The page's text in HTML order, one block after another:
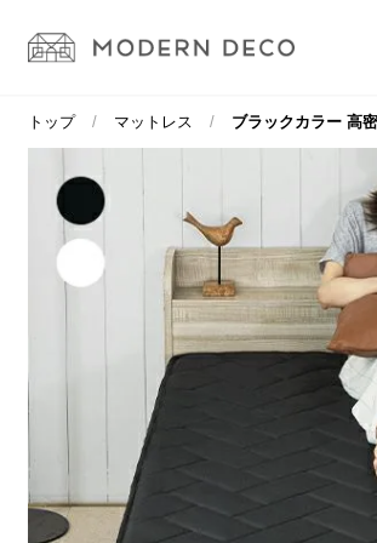
トップ マットレス ブラックカラー 高